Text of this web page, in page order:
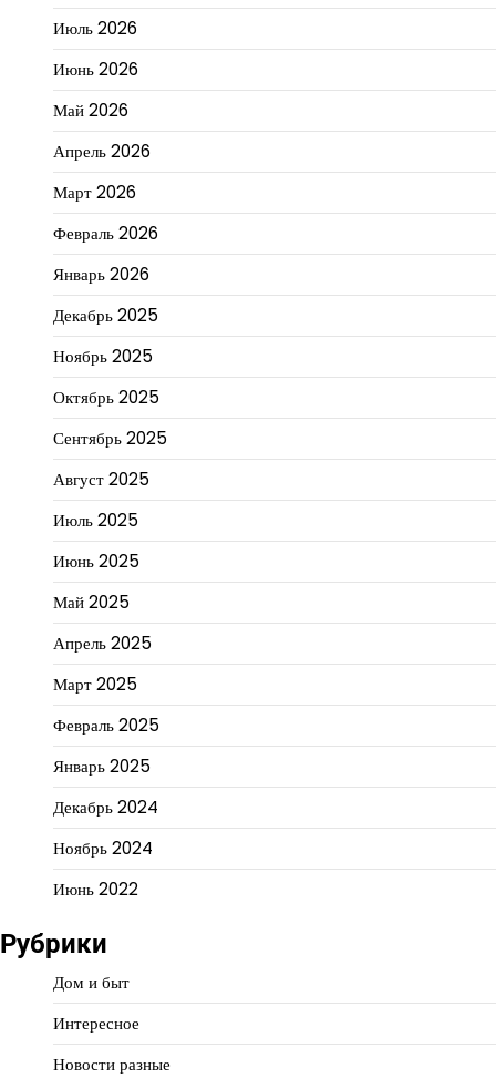
Июль 2026
Июнь 2026
Май 2026
Апрель 2026
Март 2026
Февраль 2026
Январь 2026
Декабрь 2025
Ноябрь 2025
Октябрь 2025
Сентябрь 2025
Август 2025
Июль 2025
Июнь 2025
Май 2025
Апрель 2025
Март 2025
Февраль 2025
Январь 2025
Декабрь 2024
Ноябрь 2024
Июнь 2022
Рубрики
Дом и быт
Интересное
Новости разные